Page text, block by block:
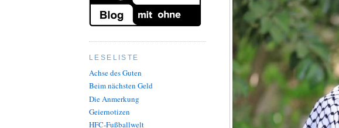
LESELISTE
Achse des Guten
Beim nächsten Geld
Die Anmerkung
Geiernotizen
HFC-Fußballwelt